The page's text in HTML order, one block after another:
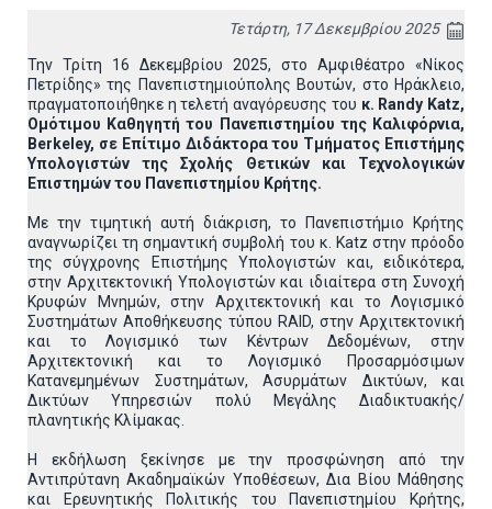
Τετάρτη, 17 Δεκεμβρίου 2025
Την Τρίτη 16 Δεκεμβρίου 2025, στο Αμφιθέατρο «Νίκος
Πετρίδης» της Πανεπιστημιούπολης Βουτών, στο Ηράκλειο,
πραγματοποιήθηκε η τελετή αναγόρευσης του κ. Randy Katz,
Ομότιμου Καθηγητή του Πανεπιστημίου της Καλιφόρνια,
Berkeley, σε Επίτιμο Διδάκτορα του Τμήματος Επιστήμης
Υπολογιστών της Σχολής Θετικών και Τεχνολογικών
Επιστημών του Πανεπιστημίου Κρήτης.
Με την τιμητική αυτή διάκριση, το Πανεπιστήμιο Κρήτης
αναγνωρίζει τη σημαντική συμβολή του κ. Katz στην πρόοδο
της σύγχρονης Επιστήμης Υπολογιστών και, ειδικότερα,
στην Αρχιτεκτονική Υπολογιστών και ιδιαίτερα στη Συνοχή
Κρυφών Μνημών, στην Αρχιτεκτονική και το Λογισμικό
Συστημάτων Αποθήκευσης τύπου RAID, στην Αρχιτεκτονική
και το Λογισμικό των Κέντρων Δεδομένων, στην
Αρχιτεκτονική και το Λογισμικό Προσαρμόσιμων
Κατανεμημένων Συστημάτων, Ασυρμάτων Δικτύων, και
Δικτύων Υπηρεσιών πολύ Μεγάλης Διαδικτυακής/
πλανητικής Κλίμακας.
Η εκδήλωση ξεκίνησε με την προσφώνηση από την
Αντιπρύτανη Ακαδημαϊκών Υποθέσεων, Δια Βίου Μάθησης
και Ερευνητικής Πολιτικής του Πανεπιστημίου Κρήτης,